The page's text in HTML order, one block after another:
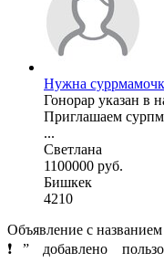
Нужна
Гонорар указан в
Приглашаем
...
Светлана
1100000 руб.
Бишкек
4210
Объявление с
❗” добавлено